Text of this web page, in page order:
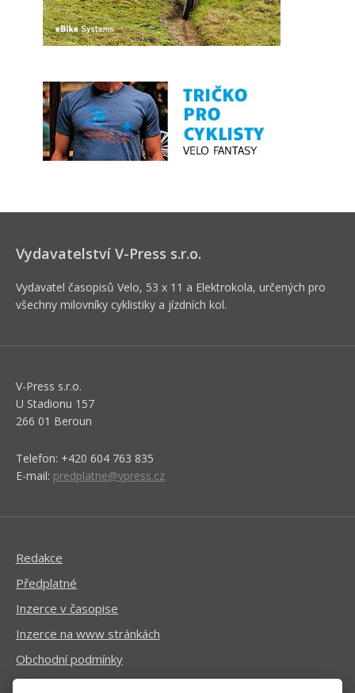
Vydavatelství V-Press s.r.o.
Vydavatel časopisů Velo, 53 x 11 a Elektrokola, určených pro
všechny milovníky cyklistiky a jízdních kol.
V-Press s.r.o.
U Stadionu 157
266 01 Beroun
Telefon: +420 604 763 835
E-mail: predplatne@vpress.cz
Redakce
Předplatné
Inzerce v časopise
Inzerce na www stránkách
Obchodní podmínky
Ochrana osobních údajů